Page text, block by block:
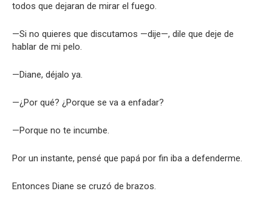
todos que dejaran de mirar el fuego.
—Si no quieres que discutamos —dije—, dile que deje de
hablar de mi pelo.
—Diane, déjalo ya.
—¿Por qué? ¿Porque se va a enfadar?
—Porque no te incumbe.
Por un instante, pensé que papá por fin iba a defenderme.
Entonces Diane se cruzó de brazos.